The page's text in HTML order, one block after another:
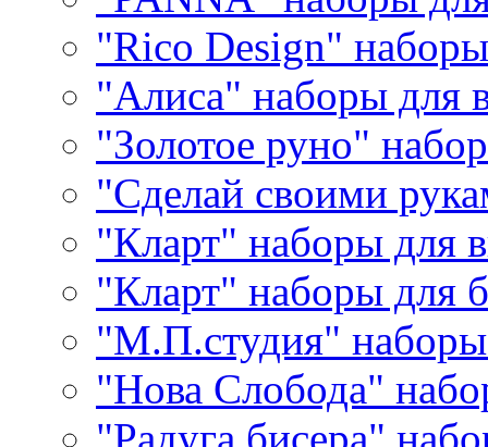
"Rico Design"
"Алиса" наборы для
"Золотое руно"
"Сделай своими
"Кларт" наборы для
"Кларт" наборы для
"М.П.студия"
"Нова Слобода"
"Радуга бисера"